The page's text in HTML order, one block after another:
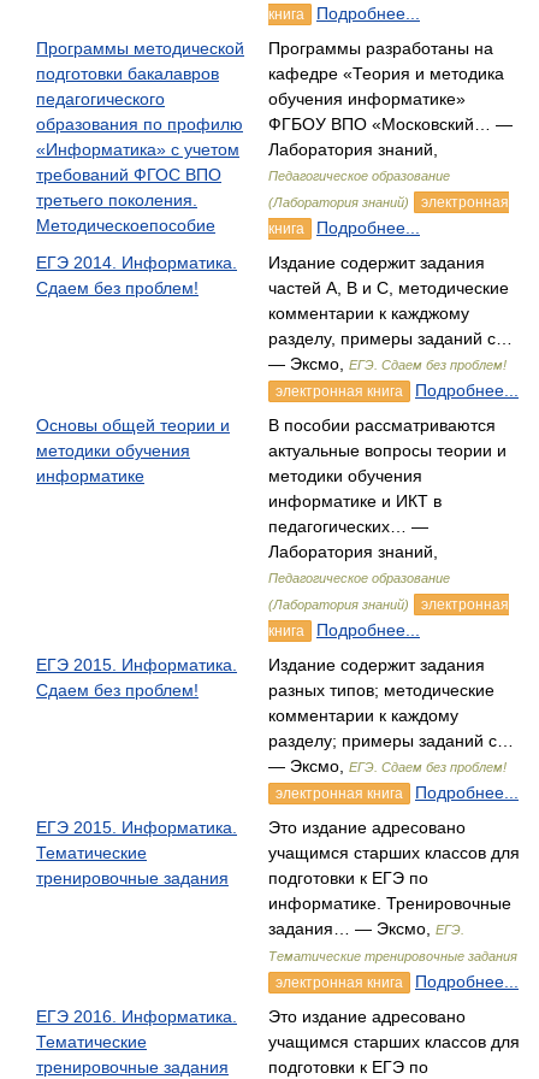
книга
Подробнее...
Программы методической
подготовки бакалавров
педагогического
образования по профилю
«Информатика» с учетом
требований ФГОС ВПО
третьего поколения.
Методическоепособие
Программы разработаны на
кафедре «Теория и методика
обучения информатике»
ФГБОУ ВПО «Московский… —
Лаборатория знаний,
Педагогическое образование
(Лаборатория знаний)
электронная
книга
Подробнее...
ЕГЭ 2014. Информатика.
Сдаем без проблем!
Издание содержит задания
частей А, В и С, методические
комментарии к кажджому
разделу, примеры заданий с…
— Эксмо,
ЕГЭ. Сдаем без проблем!
электронная книга
Подробнее...
Основы общей теории и
методики обучения
информатике
В пособии рассматриваются
актуальные вопросы теории и
методики обучения
информатике и ИКТ в
педагогических… —
Лаборатория знаний,
Педагогическое образование
(Лаборатория знаний)
электронная
книга
Подробнее...
ЕГЭ 2015. Информатика.
Сдаем без проблем!
Издание содержит задания
разных типов; методические
комментарии к каждому
разделу; примеры заданий с…
— Эксмо,
ЕГЭ. Сдаем без проблем!
электронная книга
Подробнее...
ЕГЭ 2015. Информатика.
Тематические
тренировочные задания
Это издание адресовано
учащимся старших классов для
подготовки к ЕГЭ по
информатике. Тренировочные
задания… — Эксмо,
ЕГЭ.
Тематические тренировочные задания
электронная книга
Подробнее...
ЕГЭ 2016. Информатика.
Тематические
тренировочные задания
Это издание адресовано
учащимся старших классов для
подготовки к ЕГЭ по